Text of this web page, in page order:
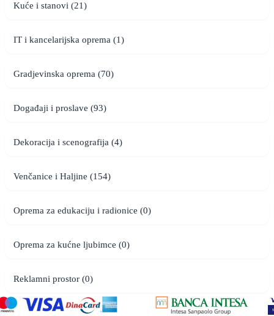
Kuće i stanovi (21)
IT i kancelarijska oprema (1)
Gradjevinska oprema (70)
Događaji i proslave (93)
Dekoracija i scenografija (4)
Venčanice i Haljine (154)
Oprema za edukaciju i radionice (0)
Oprema za kućne ljubimce (0)
Reklamni prostor (0)